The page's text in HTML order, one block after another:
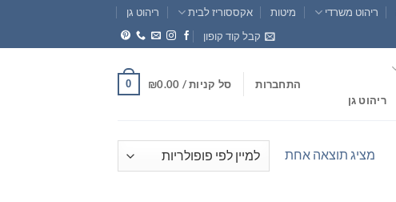
ריהוט משרדי מיטות אקססוריז לבית
ריהוט גן
קבל קוד קופון
ריהוט גן
התחברות סל קניות / ₪0.00
0
מציג תוצאה אחת